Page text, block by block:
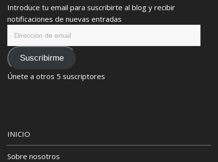
Introduce tu email para suscribirte al blog y recibir
notificaciones de nuevas entradas
emailSuscribirme
Únete a otros 5 suscriptores
INICIO
Sobre nosotros